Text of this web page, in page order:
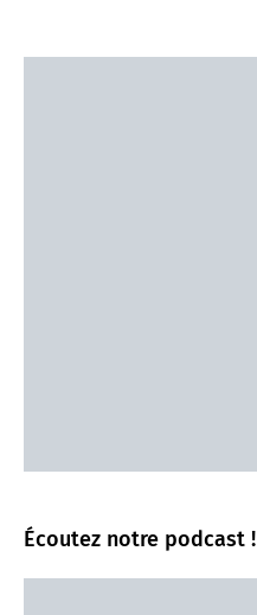
Écoutez notre podcast !